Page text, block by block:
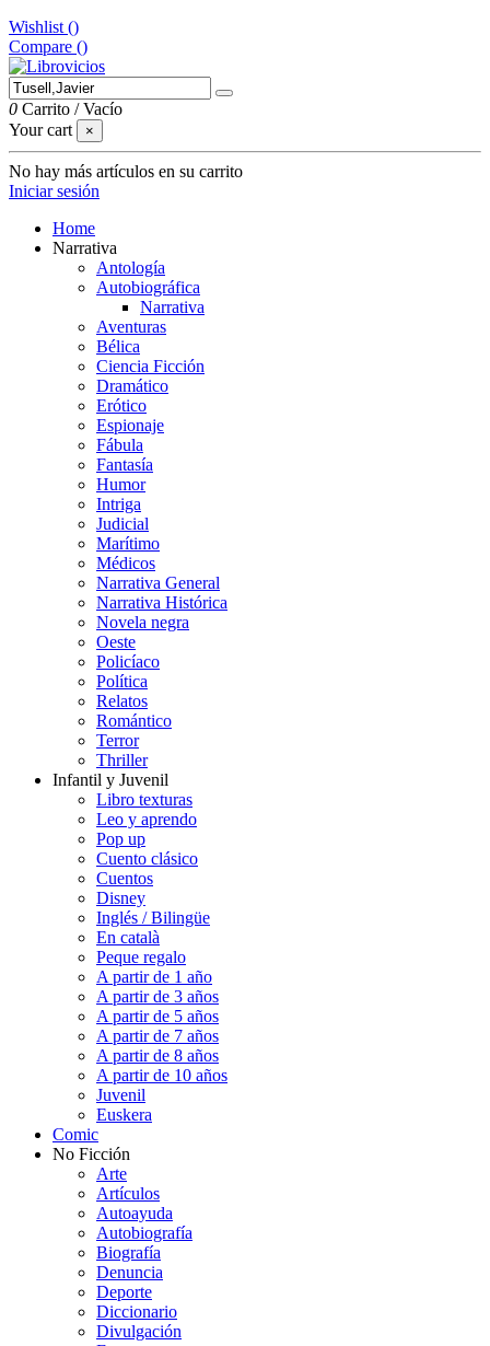
Wishlist ()
Compare ()
0 Carrito /Vacío
Your cart
×
No hay más artículos en su carrito
Iniciar sesión
Home
Narrativa
Antología
Autobiográfica
Narrativa
Aventuras
Bélica
Ciencia Ficción
Dramático
Erótico
Espionaje
Fábula
Fantasía
Humor
Intriga
Judicial
Marítimo
Médicos
Narrativa General
Narrativa Histórica
Novela negra
Oeste
Policíaco
Política
Relatos
Romántico
Terror
Thriller
Infantil y Juvenil
Libro texturas
Leo y aprendo
Pop up
Cuento clásico
Cuentos
Disney
Inglés / Bilingüe
En català
Peque regalo
A partir de 1 año
A partir de 3 años
A partir de 5 años
A partir de 7 años
A partir de 8 años
A partir de 10 años
Juvenil
Euskera
Comic
No Ficción
Arte
Artículos
Autoayuda
Autobiografía
Biografía
Denuncia
Deporte
Diccionario
Divulgación